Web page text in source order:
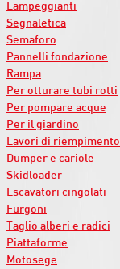
Lampeggianti
Segnaletica
Semaforo
Pannelli fondazione
Rampa
Per otturare tubi rotti
Per pompare acque
Per il giardino
Lavori di riempimento
Dumper e cariole
Skidloader
Escavatori cingolati
Furgoni
Taglio alberi e radici
Piattaforme
Motosege